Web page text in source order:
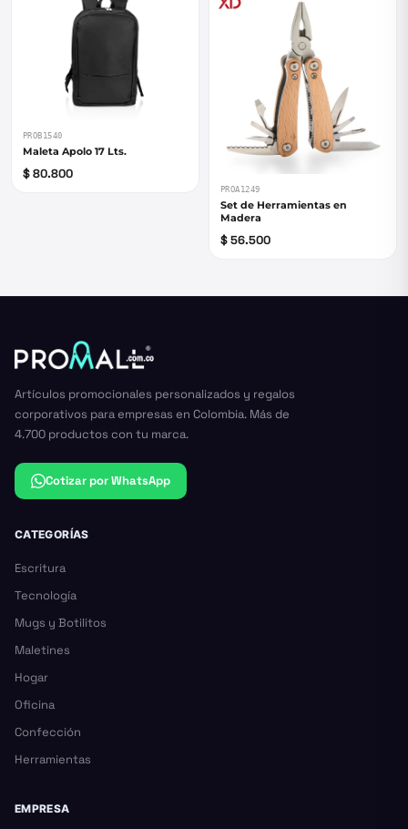
PROB1540
Maleta Apolo 17 Lts.
$ 80.800
PROA1249
Set de Herramientas en
Madera
$ 56.500
Artículos promocionales personalizados y regalos
corporativos para empresas en Colombia. Más de
4.700 productos con tu marca.
Cotizar por WhatsApp
CATEGORÍAS
Escritura
Tecnología
Mugs y Botilitos
Maletines
Hogar
Oficina
Confección
Herramientas
EMPRESA